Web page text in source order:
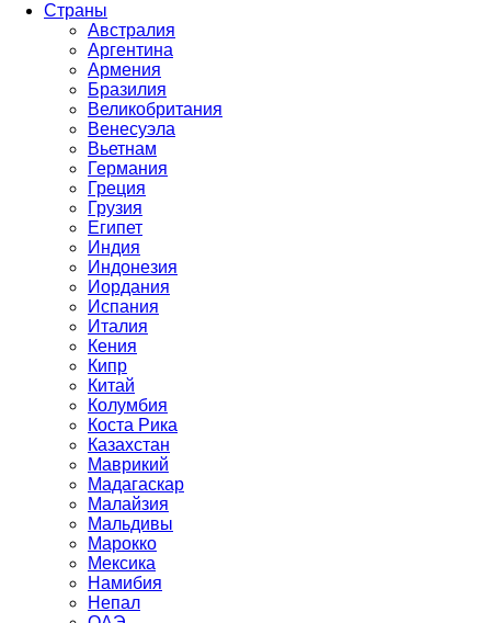
Страны
Австралия
Аргентина
Армения
Бразилия
Великобритания
Венесуэла
Вьетнам
Германия
Греция
Грузия
Египет
Индия
Индонезия
Иордания
Испания
Италия
Кения
Кипр
Китай
Колумбия
Коста Рика
Казахстан
Маврикий
Мадагаскар
Малайзия
Мальдивы
Марокко
Мексика
Намибия
Непал